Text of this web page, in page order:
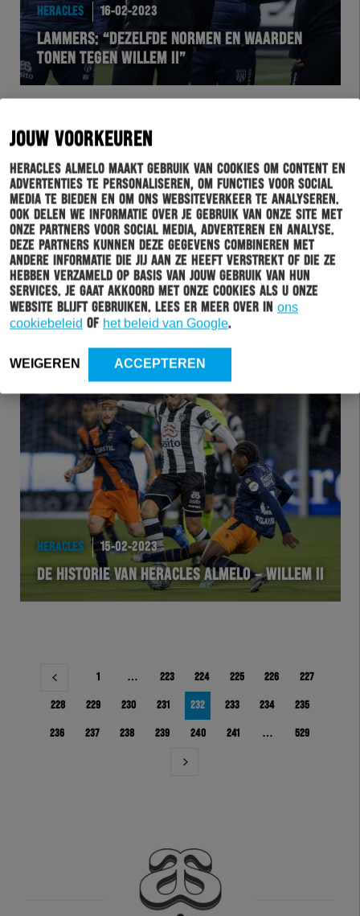
JOUW VOORKEUREN
Heracles Almelo maakt gebruik van cookies om content en
advertenties te personaliseren, om functies voor social
media te bieden en om ons websiteverkeer te analyseren.
Ook delen we informatie over je gebruik van onze site met
onze partners voor social media, adverteren en analyse.
Deze partners kunnen deze gegevens combineren met
andere informatie die jij aan ze heeft verstrekt of die ze
hebben verzameld op basis van jouw gebruik van hun
services. Je gaat akkoord met onze cookies als u onze
website blijft gebruiken. Lees er meer over in ons
cookiebeleid of het beleid van Google.
WEIGEREN ACCEPTEREN
HERACLES 16-02-2023
LAMMERS: “DEZELFDE NORMEN EN WAARDEN
TONEN TEGEN WILLEM II”
HERACLES 16-02-2023
WEDSTRIJDAANBIEDING: SCOOR JOUW HERACLES
ALMELO BADLAKEN MET 25% KORTING
HERACLES 15-02-2023
DE HISTORIE VAN HERACLES ALMELO – WILLEM II
Berichtnavigatie
1 … 223 224 225 226 227
228 229 230 231 232 233 234 235
236 237 238 239 240 241 … 529